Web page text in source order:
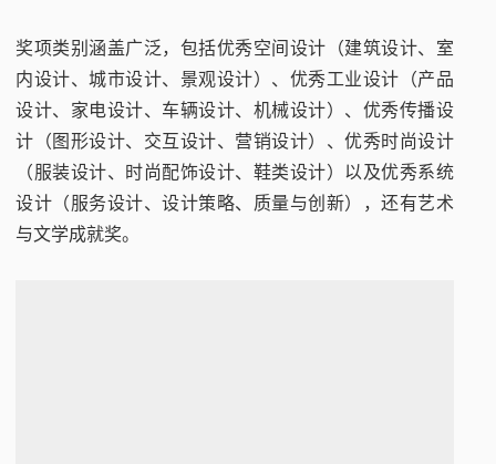
奖项类别涵盖广泛，包括优秀空间设计（建筑设计、室
内设计、城市设计、景观设计）、优秀工业设计（产品
设计、家电设计、车辆设计、机械设计）、优秀传播设
计（图形设计、交互设计、营销设计）、优秀时尚设计
（服装设计、时尚配饰设计、鞋类设计）以及优秀系统
设计（服务设计、设计策略、质量与创新），还有艺术
与文学成就奖。